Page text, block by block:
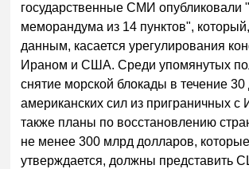
государственные СМИ опубликовали
меморандума из 14 пунктов",
данным, касается урегулирования
Ираном и США. Среди упомянутых
снятие морской блокады в течение
американских сил из приграничных с
также планы по восстановлению
не менее 300 млрд долларов,
утверждается, должны представить